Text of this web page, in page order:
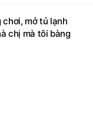
mở tủ lạnh
chị mà tôi bàng